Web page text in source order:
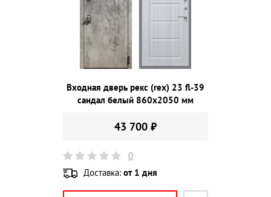
Входная дверь рекс (rex) 23 fl-39
сандал белый 860х2050 мм
43 700 ₽
0
Доставка: от 1 дня